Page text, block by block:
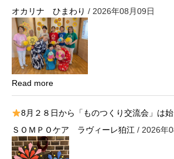
オカリナ ひまわり / 2026年08月09日
Read more
8月２８日から「ものつくり交流会」は
ＳＯＭＰＯケア ラヴィーレ狛江 / 2026年